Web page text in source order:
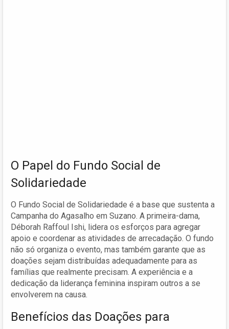
O Papel do Fundo Social de
Solidariedade
O Fundo Social de Solidariedade é a base que sustenta a
Campanha do Agasalho em Suzano. A primeira-dama,
Déborah Raffoul Ishi, lidera os esforços para agregar
apoio e coordenar as atividades de arrecadação. O fundo
não só organiza o evento, mas também garante que as
doações sejam distribuídas adequadamente para as
famílias que realmente precisam. A experiência e a
dedicação da liderança feminina inspiram outros a se
envolverem na causa.
Benefícios das Doações para